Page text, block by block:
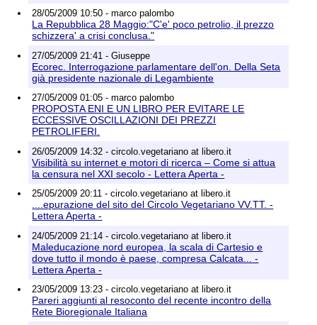
28/05/2009 10:50 - marco palombo
La Repubblica 28 Maggio:"C'e' poco petrolio, il prezzo
schizzera' a crisi conclusa."
27/05/2009 21:41 - Giuseppe
Ecorec. Interrogazione parlamentare dell'on. Della Seta
già presidente nazionale di Legambiente
27/05/2009 01:05 - marco palombo
PROPOSTA ENI E UN LIBRO PER EVITARE LE
ECCESSIVE OSCILLAZIONI DEI PREZZI
PETROLIFERI.
26/05/2009 14:32 - circolo.vegetariano at libero.it
Visibilità su internet e motori di ricerca – Come si attua
la censura nel XXI secolo - Lettera Aperta -
25/05/2009 20:11 - circolo.vegetariano at libero.it
....epurazione del sito del Circolo Vegetariano VV.TT. -
Lettera Aperta -
24/05/2009 21:14 - circolo.vegetariano at libero.it
Maleducazione nord europea, la scala di Cartesio e
dove tutto il mondo è paese, compresa Calcata... -
Lettera Aperta -
23/05/2009 13:23 - circolo.vegetariano at libero.it
Pareri aggiunti al resoconto del recente incontro della
Rete Bioregionale Italiana